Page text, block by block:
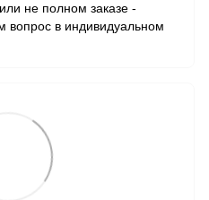
не полном заказе -
в индивидуальном